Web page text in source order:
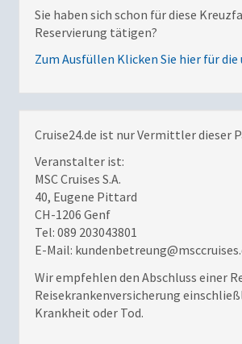
Sie haben sich schon für diese
Reservierung tätigen?
Zum Ausfüllen Klicken Sie hier für
Cruise24.de ist nur Vermittler dieser
Veranstalter ist:
MSC Cruises S.A.
40, Eugene Pittard
CH-1206 Genf
Tel: 089 203043801
E-Mail:
Wir empfehlen den Abschluss einer
Reisekrankenversicherung
Krankheit oder Tod.